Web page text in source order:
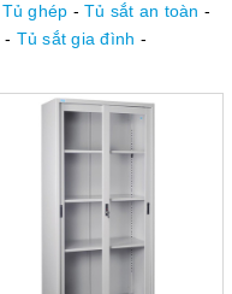
Tủ ghép - Tủ sắt an toàn -
- Tủ sắt gia đình -